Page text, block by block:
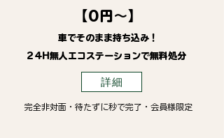
【0円～】
車でそのまま持ち込み！
24H無人エコステーションで無料処分
詳細
完全非対面・待たずに秒で完了・会員様限定